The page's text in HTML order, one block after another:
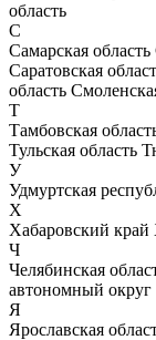
область
С
Самарская область
Саратовская
область
Т
Тамбовская
Тульская область
У
Удмуртская
Х
Хабаровский край
Ч
Челябинская
автономный округ
Я
Ярославская